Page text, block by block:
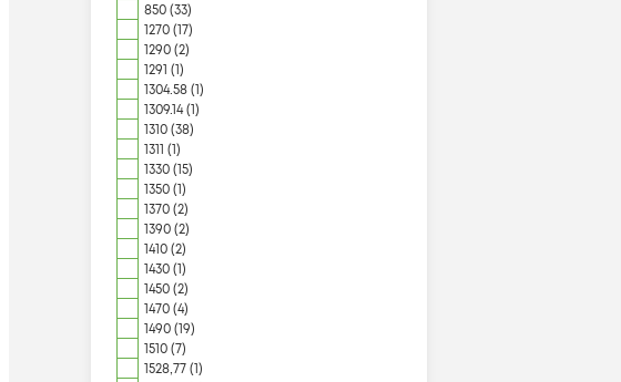
850 (33)
1270 (17)
1290 (2)
1291 (1)
1304.58 (1)
1309.14 (1)
1310 (38)
1311 (1)
1330 (15)
1350 (1)
1370 (2)
1390 (2)
1410 (2)
1430 (1)
1450 (2)
1470 (4)
1490 (19)
1510 (7)
1528,77 (1)